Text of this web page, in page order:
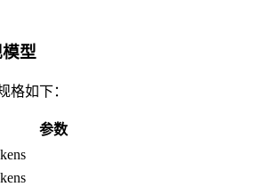
型
格如下：
参数